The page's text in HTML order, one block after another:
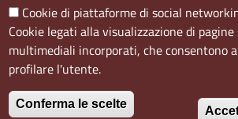
Menù privacy
Cookie Note Legali Accesso riservato
Cookie di piattaforme di social
Cookie legati alla visualizzazione di
multimediali incorporati, che consentono
profilare l'utente.
Conferma le scelte